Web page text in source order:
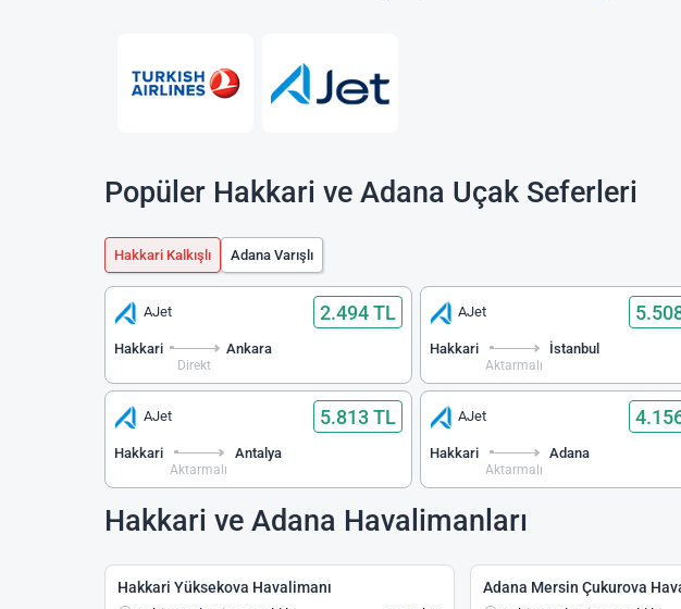
Popüler Hakkari ve Adana Uçak Seferleri
Hakkari Kalkışlı Adana Varışlı
AJet 2.494 TL
Hakkari
Direkt
Ankara
AJet
Hakkari
Aktarmalı
İstanbul
AJet 5.813 TL
Hakkari
Aktarmalı
Antalya
AJet
Hakkari
Aktarmalı
Adana
Hakkari ve Adana Havalimanları
Hakkari Yüksekova Havalimanı
Adana Mersin Çukurova